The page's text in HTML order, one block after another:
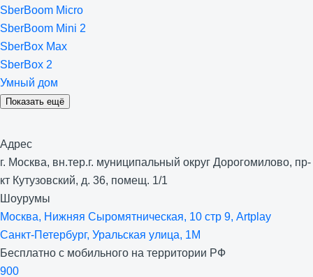
SberBoom Micro
SberBoom Mini 2
SberBox Max
SberBox 2
Умный дом
Показать ещё
Адрес
г. Москва, вн.тер.г. муниципальный округ Дорогомилово, пр-
кт Кутузовский, д. 36, помещ. 1/1
Шоурумы
Москва, Нижняя Сыро­мятническая, 10 стр 9, Artplay
Санкт-Петербург, Уральская улица, 1М
Бесплатно с мобильного на территории РФ
900